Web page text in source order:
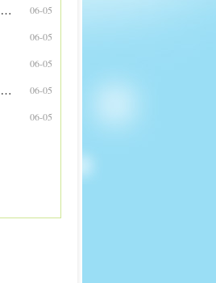
想我时，你就吃一粒糖，这样的想念甜甜的 06-05
06-05
06-05
还我那一片净土，还我那一段时光 06-05
06-05